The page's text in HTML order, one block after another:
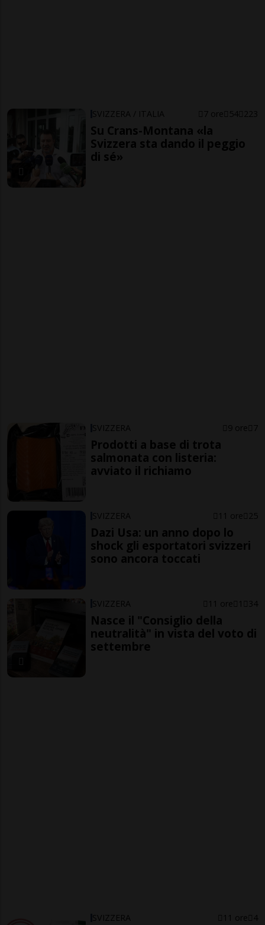
SVIZZERA / ITALIA 7 ore 54 223
Su Crans-Montana «la
Svizzera sta dando il peggio
di sé»
SVIZZERA 9 ore 7
Prodotti a base di trota
salmonata con listeria:
avviato il richiamo
SVIZZERA 11 ore 25
Dazi Usa: un anno dopo lo
shock gli esportatori svizzeri
sono ancora toccati
SVIZZERA 11 ore 1 34
Nasce il "Consiglio della
neutralità" in vista del voto di
settembre
SVIZZERA 11 ore 4